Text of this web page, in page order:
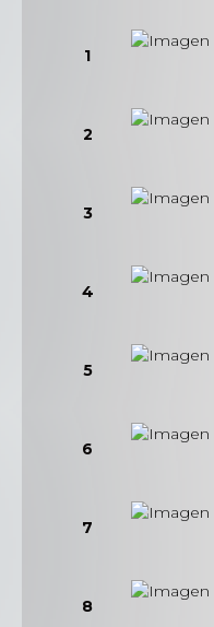
1
2
3
4
5
6
7
8